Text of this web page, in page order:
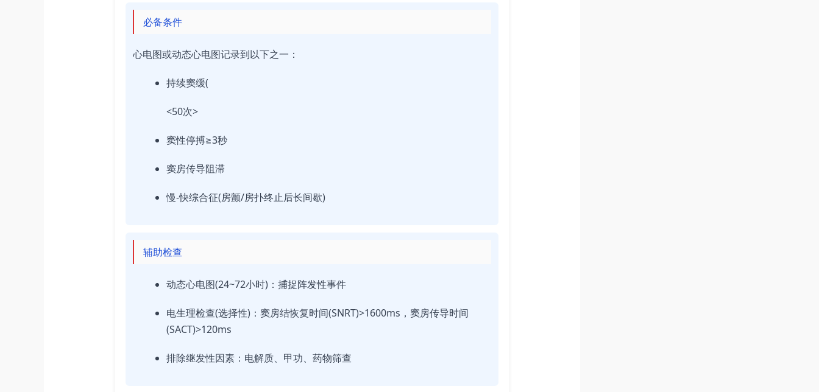
必备条件
心电图或动态心电图记录到以下之一：
持续窦缓(
<50次>
窦性停搏≥3秒
窦房传导阻滞
慢-快综合征(房颤/房扑终止后长间歇)
辅助检查
动态心电图(24~72小时)：捕捉阵发性事件
电生理检查(选择性)：窦房结恢复时间(SNRT)>1600ms，窦房传导时间
(SACT)>120ms
排除继发性因素：电解质、甲功、药物筛查